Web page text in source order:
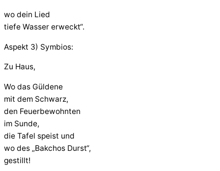
wo dein Lied
tiefe Wasser erweckt“.
Aspekt 3) Symbios:
Zu Haus,
Wo das Güldene
mit dem Schwarz,
den Feuerbewohnten
im Sunde,
die Tafel speist und
wo des „Bakchos Durst“,
gestillt!